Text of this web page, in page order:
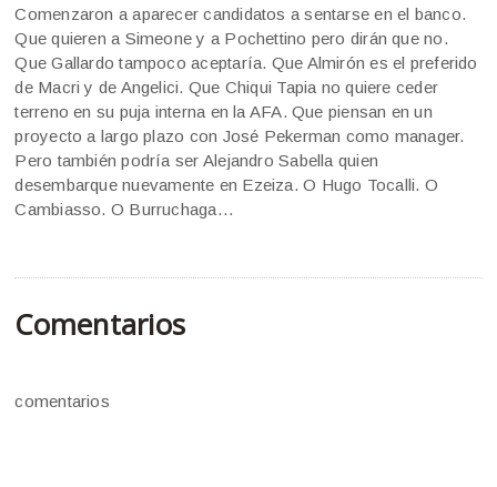
Comenzaron a aparecer candidatos a sentarse en el banco.
Que quieren a Simeone y a Pochettino pero dirán que no.
Que Gallardo tampoco aceptaría. Que Almirón es el preferido
de Macri y de Angelici. Que Chiqui Tapia no quiere ceder
terreno en su puja interna en la AFA. Que piensan en un
proyecto a largo plazo con José Pekerman como manager.
Pero también podría ser Alejandro Sabella quien
desembarque nuevamente en Ezeiza. O Hugo Tocalli. O
Cambiasso. O Burruchaga…
Comentarios
comentarios